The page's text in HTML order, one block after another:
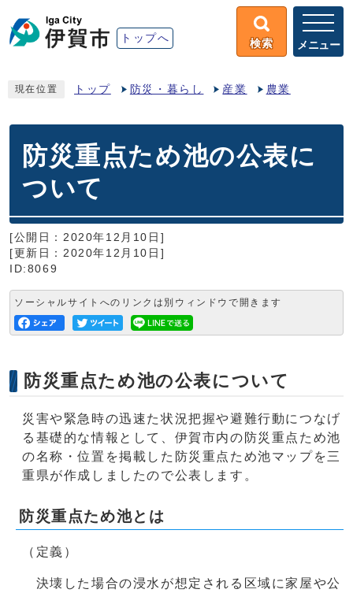
トップへ 検索 メニュー
現在位置 トップ 防災・暮らし 産業 農業
防災重点ため池の公表に
ついて
[公開日：2020年12月10日]
[更新日：2020年12月10日]
ID:8069
ソーシャルサイトへのリンクは別ウィンドウで開きます
防災重点ため池の公表について
災害や緊急時の迅速た状況把握や避難行動につなげ
る基礎的な情報として、伊賀市内の防災重点ため池
の名称・位置を掲載した防災重点ため池マップを三
重県が作成しましたので公表します。
防災重点ため池とは
（定義）
決壊した場合の浸水が想定される区域に家屋や公